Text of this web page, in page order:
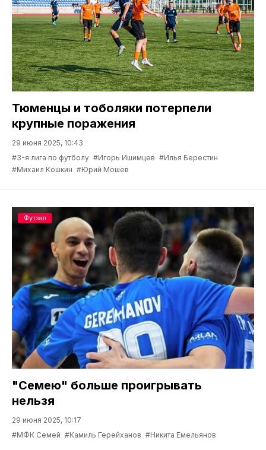
Тюменцы и тоболяки потерпели
крупные поражения
29 июня 2025, 10:43
#3-я лига по футболу #Игорь Ишимцев #Илья Берестин
#Михаил Кошкин #Юрий Мошев
"Семею" больше проигрывать
нельзя
29 июня 2025, 10:17
#МФК Семей #Камиль Герейханов #Никита Емельянов
Футзал